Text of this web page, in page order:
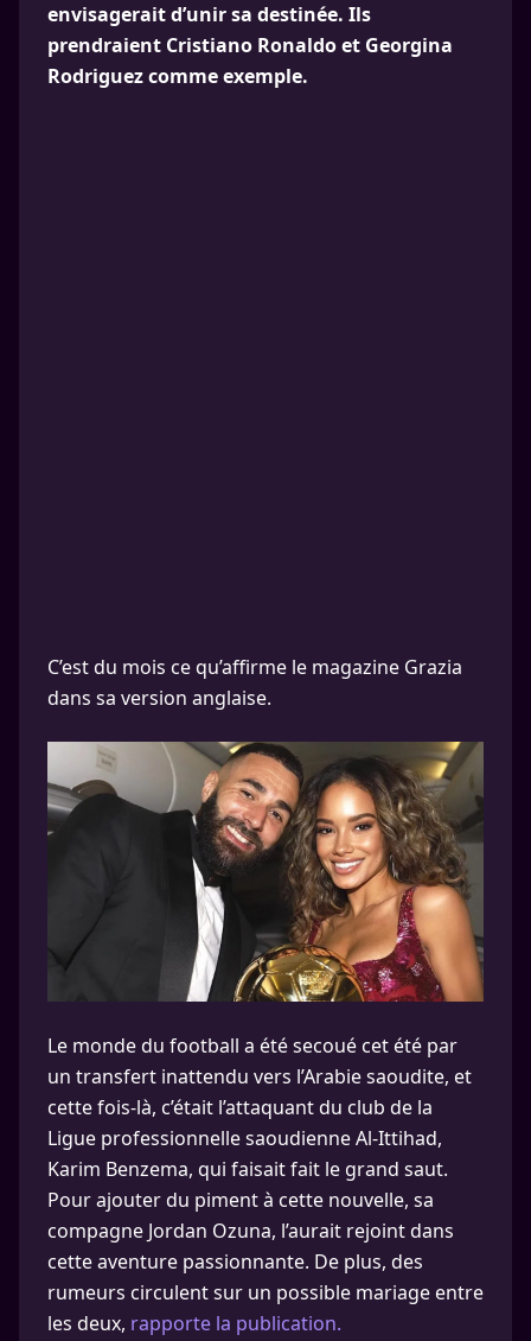
envisagerait d’unir sa destinée. Ils
prendraient Cristiano Ronaldo et Georgina
Rodriguez comme exemple.
C’est du mois ce qu’affirme le magazine Grazia
dans sa version anglaise.
Le monde du football a été secoué cet été par
un transfert inattendu vers l’Arabie saoudite, et
cette fois-là, c’était l’attaquant du club de la
Ligue professionnelle saoudienne Al-Ittihad,
Karim Benzema, qui faisait fait le grand saut.
Pour ajouter du piment à cette nouvelle, sa
compagne Jordan Ozuna, l’aurait rejoint dans
cette aventure passionnante. De plus, des
rumeurs circulent sur un possible mariage entre
les deux, rapporte la publication.